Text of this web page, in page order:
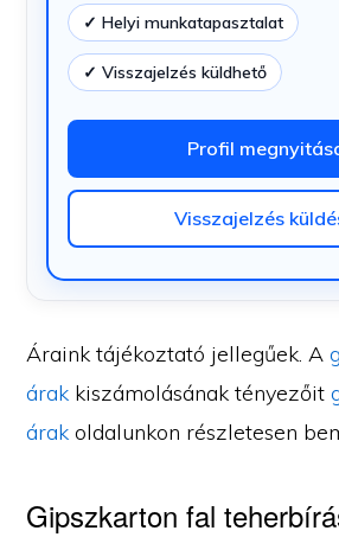
✓ Helyi munkatapasztalat
✓ Visszajelzés küldhető
Profil
Visszajelzés
Áraink tájékoztató jellegűek. A
árak kiszámolásának tényezőit
árak oldalunkon részletesen
Gipszkarton fal